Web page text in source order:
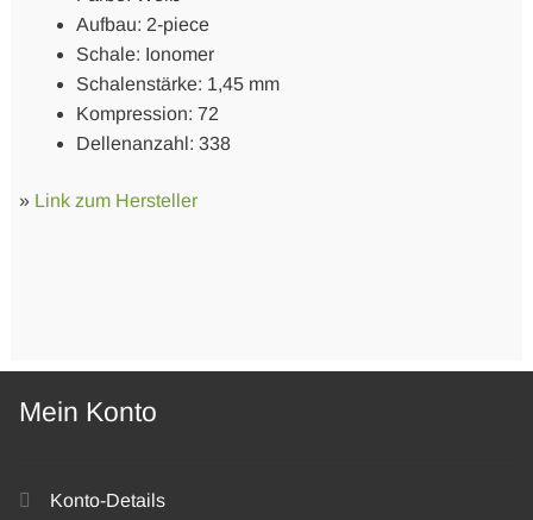
Aufbau: 2-piece
Schale: Ionomer
Schalenstärke: 1,45 mm
Kompression: 72
Dellenanzahl: 338
» Link zum Hersteller
Mein Konto
Konto-Details